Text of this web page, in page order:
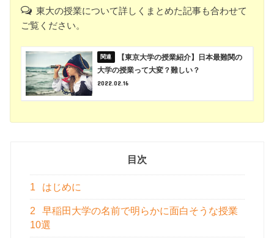
東大の授業について詳しくまとめた記事も合わせて
ご覧ください。
【東京大学の授業紹介】日本最難関の
大学の授業って大変？難しい？
2022.02.16
目次
1 はじめに
2
早稲田大学の名前で明らかに面白そうな授業
10選